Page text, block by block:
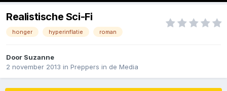
Realistische Sci-Fi
honger hyperinflatie roman
Door Suzanne
2 november 2013 in Preppers in de Media